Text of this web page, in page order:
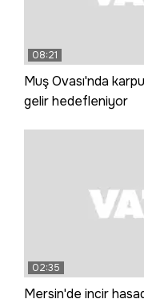
08:21
Muş Ovası'nda
gelir hedefleniyor
02:35
Mersin'de incir